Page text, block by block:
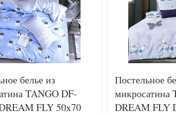
белье из
TANGO DF-
FLY 50х70
Постельное
микросатина
DREAM FLY